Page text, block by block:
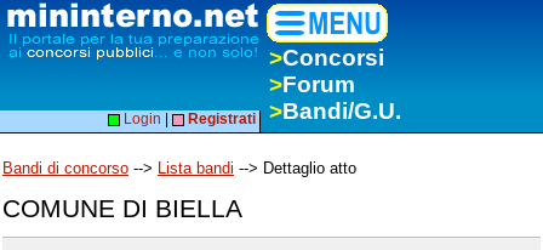
>Concorsi
>Forum
>Bandi/G.U.
Login Registrati
Bandi di concorso --> Lista bandi --> Dettaglio atto
COMUNE DI BIELLA